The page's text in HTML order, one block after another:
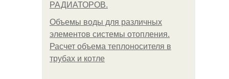
РАДИАТОРОВ.
Объемы воды для различных
элементов системы отопления.
Расчет объема теплоносителя в
трубах и котле